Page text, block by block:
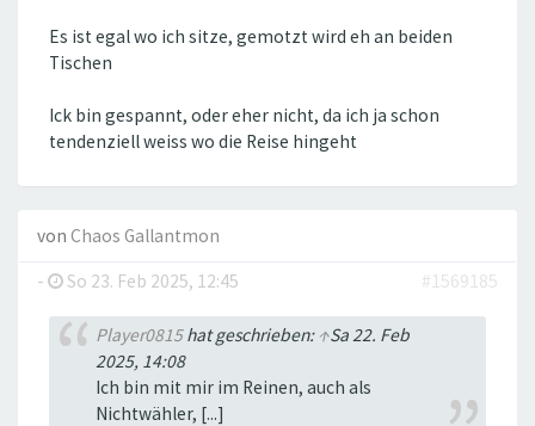
Es ist egal wo ich sitze, gemotzt wird eh an beiden
Tischen
Ick bin gespannt, oder eher nicht, da ich ja schon
tendenziell weiss wo die Reise hingeht
von Chaos Gallantmon
-
So 23. Feb 2025, 12:45 #1569185
Player0815hat geschrieben: ↑Sa 22. Feb
2025, 14:08
Ich bin mit mir im Reinen, auch als
Nichtwähler, [...]